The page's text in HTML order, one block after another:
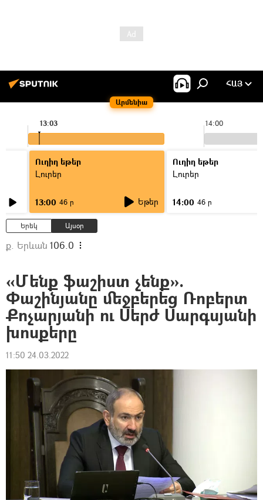
Արմենիա
ՀԱՅ
14:00
13:03
Ուղիղ եթեր
Լուրեր
13:00 46 ր Եթեր
Ուղիղ եթեր
Լուրեր
14:00 46 ր
Երեկ Այսօր
ք. Երևան 106.0
«Մենք ֆաշիստ չենք».
Փաշինյանը մեջբերեց Ռոբերտ
Քոչարյանի ու Սերժ Սարգսյանի
խոսքերը
11:50 24.03.2022